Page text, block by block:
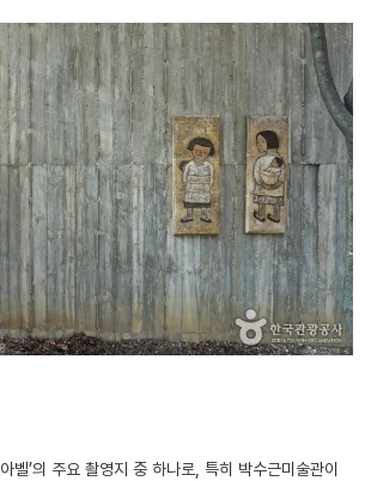
벨’의 주요 촬영지 중 하나로, 특히 박수근미술관이